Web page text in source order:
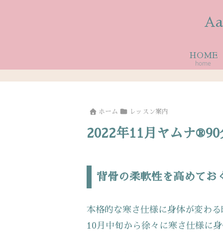
HOME
home
ホーム レッスン案内
2022年11月ヤムナ®90
背骨の柔軟性を高めてお
本格的な寒さ仕様に身体が変わる
10月中旬から徐々に寒さ仕様に